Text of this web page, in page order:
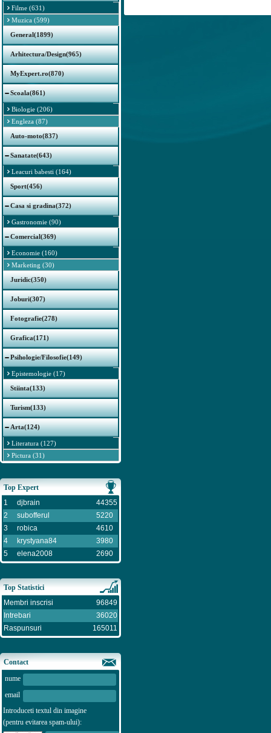
Filme (631)
Muzica (599)
General(1899)
Arhitectura/Design(965)
MyExpert.ro(870)
Scoala(861)
Biologie (206)
Engleza (87)
Auto-moto(837)
Sanatate(643)
Leacuri babesti (164)
Sport(456)
Casa si gradina(372)
Gastronomie (90)
Comercial(369)
Economie (160)
Marketing (30)
Juridic(350)
Joburi(307)
Fotografie(278)
Grafica(171)
Psihologie/Filosofie(149)
Epistemologie (17)
Stiinta(133)
Turism(133)
Arta(124)
Literatura (127)
Pictura (31)
Top Expert
1
djbrain
44355
2
subofferul
5220
3
robica
4610
4
krystyana84
3980
5
elena2008 2690
Top Statistici
Membri inscrisi
96849
Intrebari
36020
Raspunsuri
165011
Contact
nume
email
Introduceti textul din imagine
(pentru evitarea spam-ului):